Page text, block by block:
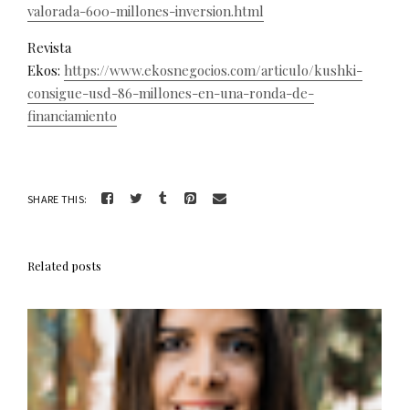
valorada-600-millones-inversion.html
Revista
Ekos: https://www.ekosnegocios.com/articulo/kushki-
consigue-usd-86-millones-en-una-ronda-de-
financiamiento
SHARE THIS:
Related posts